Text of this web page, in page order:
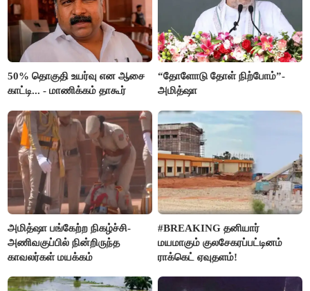
50% தொகுதி உயர்வு என ஆசை
காட்டி... - மாணிக்கம் தாகூர்
“தோளோடு தோள் நிற்போம்”-
அமித்ஷா
அமித்ஷா பங்கேற்ற நிகழ்ச்சி-
அணிவகுப்பில் நின்றிருந்த
காவலர்கள் மயக்கம்
#BREAKING தனியார்
மயமாகும் குலசேகரப்பட்டினம்
ராக்கெட் ஏவுதளம்!